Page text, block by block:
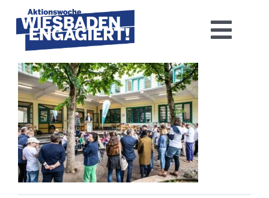
content
Home
Aktions­woche 2026
Basis-Infos
Dokumen­tation 2025